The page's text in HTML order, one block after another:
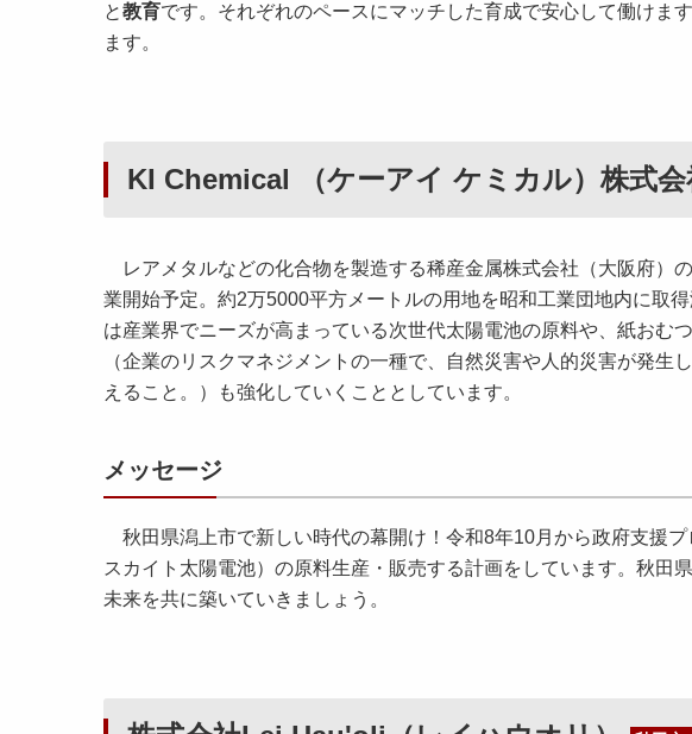
と教育です。それぞれのペースにマッチした育成で安心して働けま
ます。
KI Chemical （ケーアイ ケミカル）株式会
レアメタルなどの化合物を製造する稀産金属株式会社（大阪府）
業開始予定。約2万5000平方メートルの用地を昭和工業団地内に取
は産業界でニーズが高まっている次世代太陽電池の原料や、紙おむ
（企業のリスクマネジメントの一種で、自然災害や人的災害が発
えること。）も強化していくこととしています。
メッセージ
秋田県潟上市で新しい時代の幕開け！令和8年10月から政府支援
スカイト太陽電池）の原料生産・販売する計画をしています。秋田
未来を共に築いていきましょう。